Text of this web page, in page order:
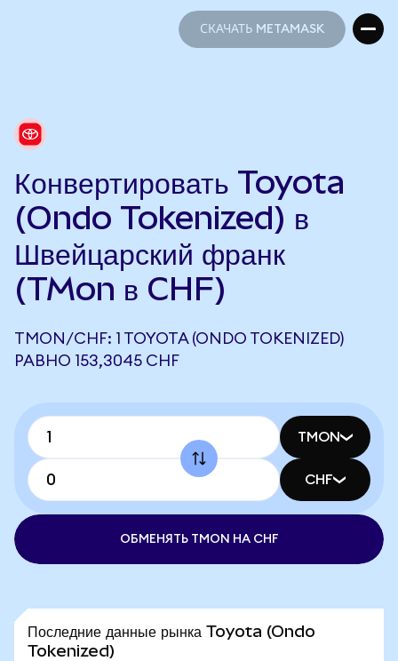
СКАЧАТЬ METAMASK
Конвертировать Toyota
(Ondo Tokenized) в
Швейцарский франк
(TMon в CHF)
TMON/CHF: 1 TOYOTA (ONDO TOKENIZED)
РАВНО 153,3045 CHF
TMON
CHF
ОБМЕНЯТЬ TMON НА CHF
Последние данные рынка Toyota (Ondo
Tokenized)